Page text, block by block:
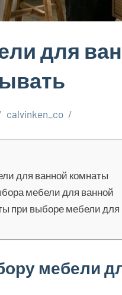
для
calvinken_co
для ванной комнаты
мебели для ванной
при выборе мебели для
мебели